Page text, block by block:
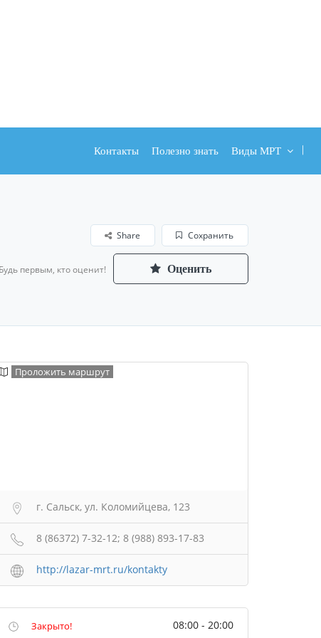
Контакты Полезно знать Виды МРТ
Сохранить
Share
Будь первым, кто оценит! Оценить
Проложить маршрут
г. Сальск, ул. Коломийцева, 123
8 (86372) 7-32-12; 8 (988) 893-17-83
http://lazar-mrt.ru/kontakty
Закрыто! 08:00 - 20:00